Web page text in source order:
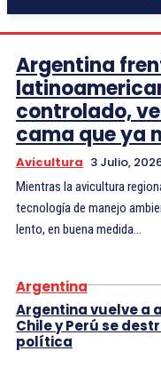
Argentina
controlado,
cama que ya
Avicultura 3 Julio,
Mientras la avicultura
tecnología de manejo
lento, en buena medida...
Argentina
Argentina vuelve a
Chile y Perú se
política